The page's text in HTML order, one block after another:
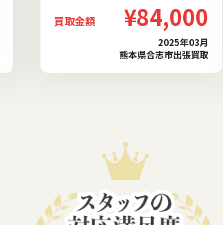
買取金額 ¥84,000
2025年03月
熊本県合志市出張買取